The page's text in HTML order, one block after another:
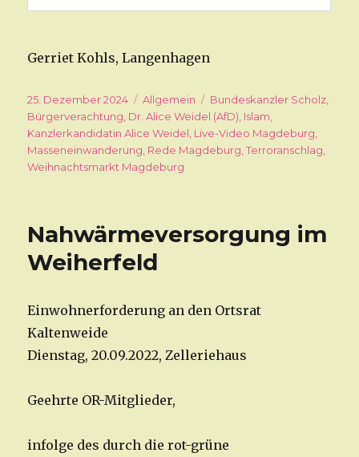
Gerriet Kohls, Langenhagen
Veröffentlicht
am
25. Dezember 2024 Kategorien
Allgemein Schlagwörter
Bundeskanzler Scholz,
Bürgerverachtung, Dr. Alice Weidel (AfD), Islam,
Kanzlerkandidatin Alice Weidel, Live-Video Magdeburg,
Masseneinwanderung, Rede Magdeburg,Terroranschlag,
Weihnachtsmarkt Magdeburg
Nahwärmeversorgung im
Weiherfeld
Einwohnerforderung an den Ortsrat
Kaltenweide
Dienstag, 20.09.2022, Zelleriehaus
Geehrte OR-Mitglieder,
infolge des durch die rot-grüne